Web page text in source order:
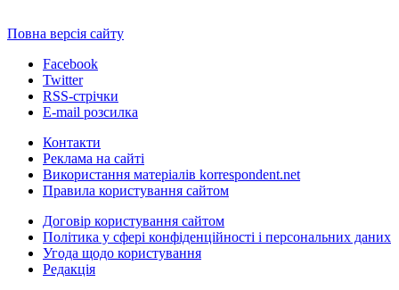
Повна версія сайту
Facebook
Twitter
RSS-стрічки
E-mail розсилка
Контакти
Реклама на сайті
Використання матеріалів korrespondent.net
Правила користування сайтом
Договір користування сайтом
Політика у сфері конфіденційності і персональних даних
Угода щодо користування
Редакція